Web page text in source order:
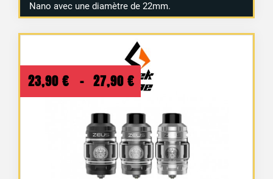
Nano avec une diamètre de 22mm.
23,90 € – 27,90 € Plage
de
prix :
23,90 €
à